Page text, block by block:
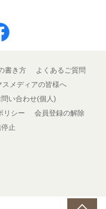
書き方
よくあるご質問
スメディアの皆様へ
問い合わせ(個人)
リシー
会員登録の解除
止